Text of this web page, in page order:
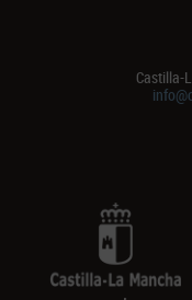
Castilla-